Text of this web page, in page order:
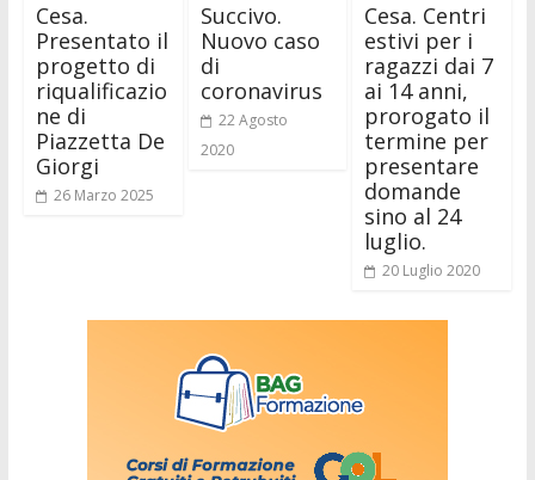
Cesa.
Presentato il
progetto di
riqualificazio
ne di
Piazzetta De
Giorgi
26 Marzo 2025
Succivo.
Nuovo caso
di
coronavirus
22 Agosto
2020
Cesa. Centri
estivi per i
ragazzi dai 7
ai 14 anni,
prorogato il
termine per
presentare
domande
sino al 24
luglio.
20 Luglio 2020